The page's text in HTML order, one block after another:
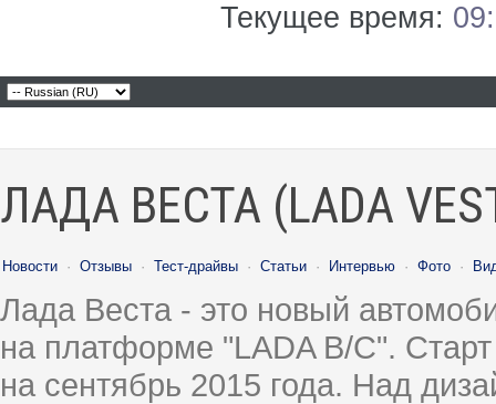
Текущее время:
ЛАДА ВЕСТА (LADA
Новости · Отзывы · Тест-драйвы · Статьи · Интервью · Фото ·
Лада Веста - это новый
на платформе "LADA B/C".
на сентябрь 2015 года. Над